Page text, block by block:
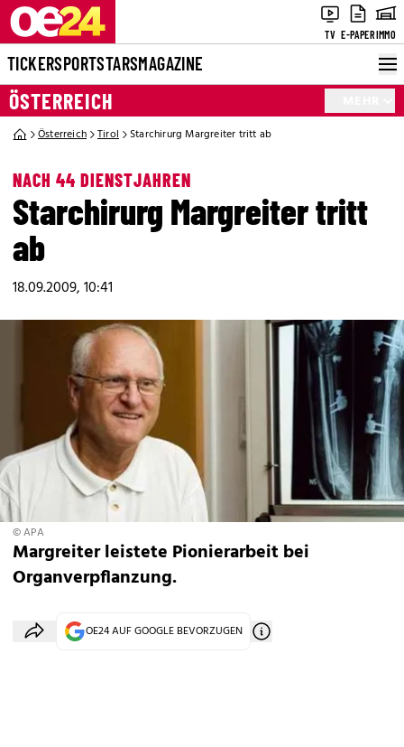
TV E-PAPERIMMO
TICKERSPORTSTARSMAGAZINE
ÖSTERREICH
Österreich Tirol Starchirurg Margreiter tritt ab
NACH 44 DIENSTJAHREN
Starchirurg Margreiter tritt
ab
18.09.2009, 10:41
© APA
Margreiter leistete Pionierarbeit bei
Organverpflanzung.
OE24 AUF GOOGLE BEVORZUGEN